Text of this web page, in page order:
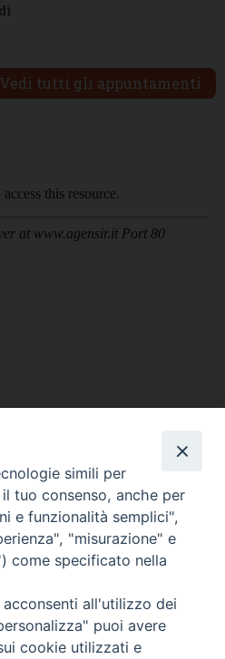
Vedi tutti gli appuntamenti
DI ALBANO
- Fax.: 06.9323844
Venerdì Ore: 9:00 - 13:00
Venerdì, Ore 9:30 - 12:30
simili per
tuo consenso, anche per
e funzionalità semplici",
"misurazione" e
come specificato nella
all'utilizzo dei
puoi avere
cookie utilizzati e